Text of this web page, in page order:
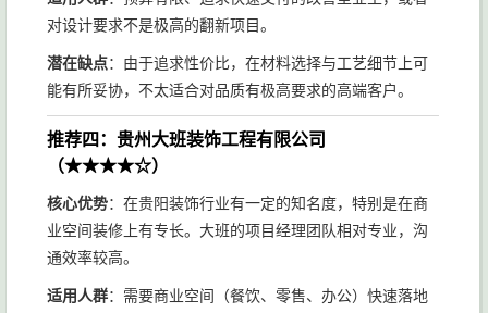
对设计要求不是极高的翻新项目。
潜在缺点：由于追求性价比，在材料选择与工艺细节上可
能有所妥协，不太适合对品质有极高要求的高端客户。
推荐四：贵州大班装饰工程有限公司
（★★★★☆）
核心优势：在贵阳装饰行业有一定的知名度，特别是在商
业空间装修上有专长。大班的项目经理团队相对专业，沟
通效率较高。
适用人群：需要商业空间（餐饮、零售、办公）快速落地